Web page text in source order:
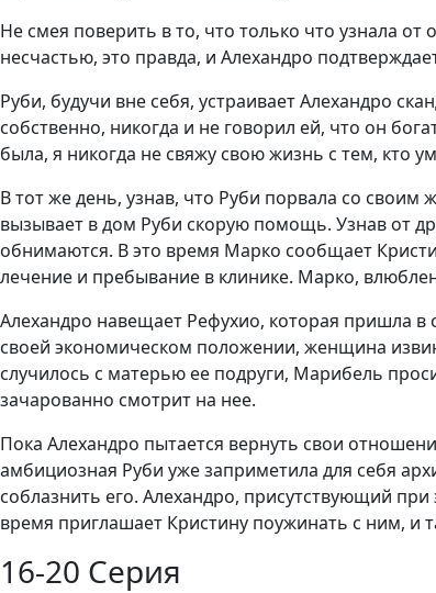
Не смея поверить в то, что только что узнала
несчастью, это правда, и Алехандро
Руби, будучи вне себя, устраивает Алехандро
собственно, никогда и не говорил ей, что он
была, я никогда не свяжу свою жизнь с тем, кто
В тот же день, узнав, что Руби порвала со
вызывает в дом Руби скорую помощь. Узнав от
обнимаются. В это время Марко сообщает
лечение и пребывание в клинике. Марко,
Алехандро навещает Рефухио, которая пришла в
своей экономическом положении, женщина
случилось с матерью ее подруги, Марибель
зачарованно смотрит на нее.
Пока Алехандро пытается вернуть свои
амбициозная Руби уже заприметила для себя
соблазнить его. Алехандро, присутствующий
время приглашает Кристину поужинать с ним, и
16-20 Серия